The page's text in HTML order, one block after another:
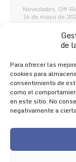
de
Para ofrecer las
cookies para
consentimiento de
como el
en este sitio. No
negativamente a
Novedades, Off-
14 de mayo de
Triumph
mejor
presentar su
prestaciones
se
dominar el
450-E, están
pública,…